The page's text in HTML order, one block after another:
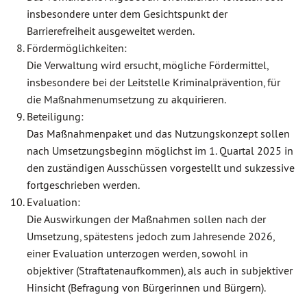
insbesondere unter dem Gesichtspunkt der
Barrierefreiheit ausgeweitet werden.
Fördermöglichkeiten:
Die Verwaltung wird ersucht, mögliche Fördermittel,
insbesondere bei der Leitstelle Kriminalprävention, für
die Maßnahmenumsetzung zu akquirieren.
Beteiligung:
Das Maßnahmenpaket und das Nutzungskonzept sollen
nach Umsetzungsbeginn möglichst im 1. Quartal 2025 in
den zuständigen Ausschüssen vorgestellt und sukzessive
fortgeschrieben werden.
Evaluation:
Die Auswirkungen der Maßnahmen sollen nach der
Umsetzung, spätestens jedoch zum Jahresende 2026,
einer Evaluation unterzogen werden, sowohl in
objektiver (Straftatenaufkommen), als auch in subjektiver
Hinsicht (Befragung von Bürgerinnen und Bürgern).